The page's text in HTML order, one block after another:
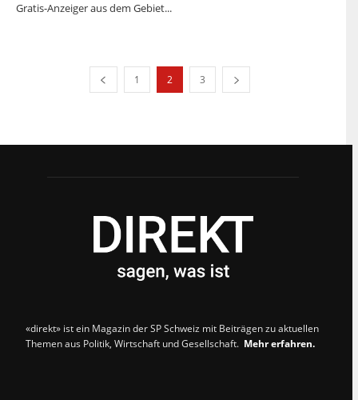
Gratis-Anzeiger aus dem Gebiet...
1 2 3
«direkt» ist ein Magazin der SP Schweiz mit Beiträgen zu aktuellen
Themen aus Politik, Wirtschaft und Gesellschaft. Mehr erfahren.